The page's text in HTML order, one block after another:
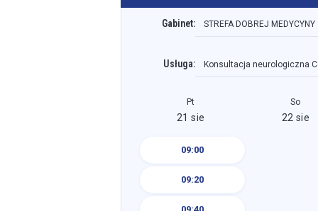
Gabinet: STREFA DOBREJ MEDYCYNY
Usługa: Konsultacja neurologiczna
Pt
21 sie
09:00
09:20
09:40
So
22 sie